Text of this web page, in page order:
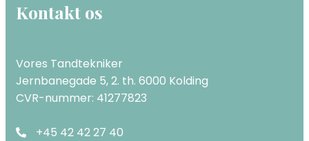
Kontakt os
Vores Tandtekniker
Jernbanegade 5, 2. th. 6000 Kolding
CVR-nummer: 41277823
+45 42 42 27 40